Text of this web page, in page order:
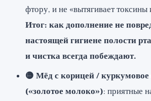
фтору, и не «вытягивает токсины
Итог: как дополнение не
настоящей гигиене полости
и чистка всегда побеждают.
🟡 Мёд с корицей /
(«золотое молоко»): приятные